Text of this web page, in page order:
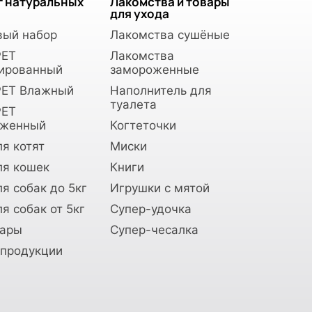
набор
Влажный
котят
кошек
собак до 5кг
собак от 5кг
для ухода
Лакомства сушёные
Лакомства
замороженные
Наполнитель для
туалета
Когтеточки
Миски
Книги
Игрушки с мятой
Супер-удочка
Супер-чесалка